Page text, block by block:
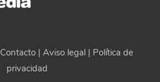
Contacto | Aviso legal | Política de
privacidad